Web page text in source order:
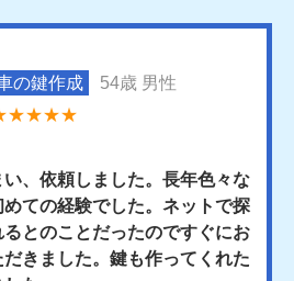
の鍵作成
54歳 男性
、依頼しました。長年色々な
ての経験でした。ネットで探
とのことだったのですぐにお
きました。鍵も作ってくれた